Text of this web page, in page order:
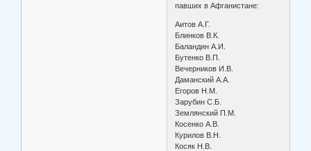
павших в Афганистане:
Аитов А.Г.
Блинков В.К.
Баландин А.И.
Бутенко В.П.
Вечерников И.В.
Даманский А.А.
Егоров Н.М.
Зарубин С.Б.
Землянский П.М.
Косенко А.В.
Курилов В.Н.
Косяк Н.В.